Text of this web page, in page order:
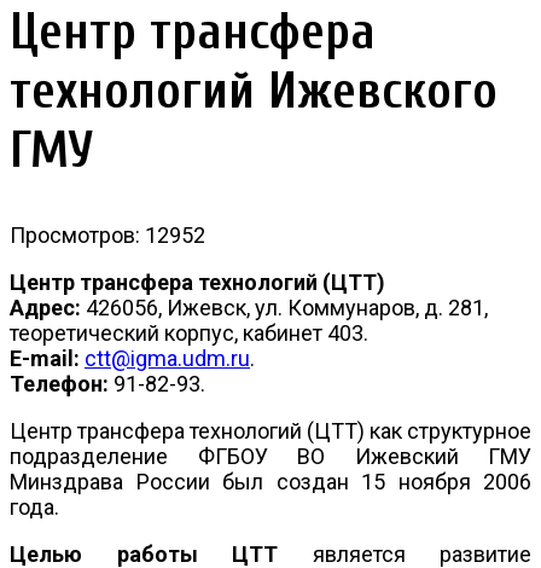
Центр трансфера
технологий Ижевского
ГМУ
Просмотров: 12952
Центр трансфера технологий (ЦТТ)
Адрес: 426056, Ижевск, ул. Коммунаров, д. 281,
теоретический корпус, кабинет 403.
E-mail: ctt@igma.udm.ru.
Телефон: 91-82-93.
Центр трансфера технологий (ЦТТ) как структурное
подразделение ФГБОУ ВО Ижевский ГМУ
Минздрава России был создан 15 ноября 2006
года.
Целью работы ЦТТ является развитие